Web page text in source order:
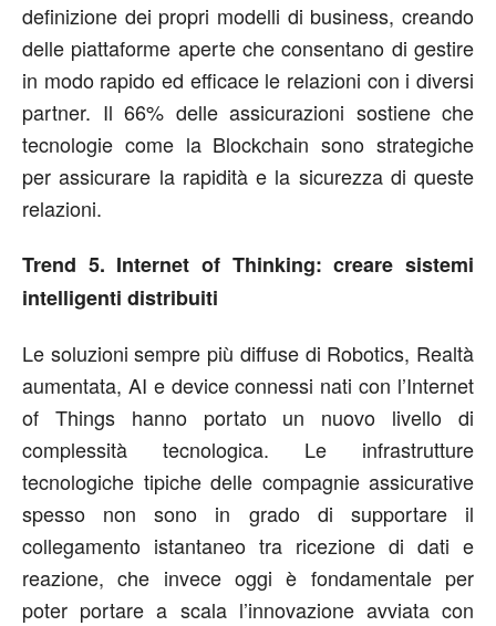
definizione dei propri modelli di business, creando
delle piattaforme aperte che consentano di gestire
in modo rapido ed efficace le relazioni con i diversi
partner. Il 66% delle assicurazioni sostiene che
tecnologie come la Blockchain sono strategiche
per assicurare la rapidità e la sicurezza di queste
relazioni.
Trend 5. Internet of Thinking: creare sistemi
intelligenti distribuiti
Le soluzioni sempre più diffuse di Robotics, Realtà
aumentata, AI e device connessi nati con l’Internet
of Things hanno portato un nuovo livello di
complessità tecnologica. Le infrastrutture
tecnologiche tipiche delle compagnie assicurative
spesso non sono in grado di supportare il
collegamento istantaneo tra ricezione di dati e
reazione, che invece oggi è fondamentale per
poter portare a scala l’innovazione avviata con